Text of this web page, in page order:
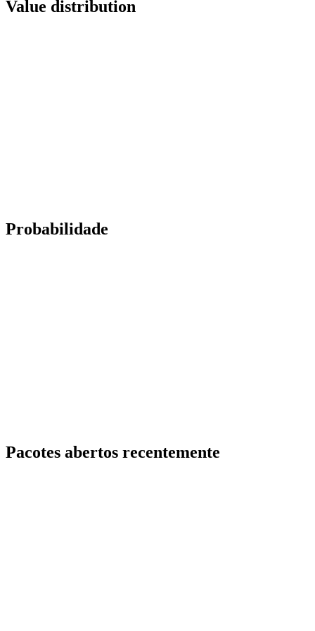
Value distribution
Probabilidade
Pacotes abertos recentemente